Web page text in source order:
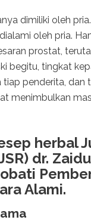
dimiliki oleh
oleh pria.
prostat,
begitu, tingkat
penderita, dan
menimbulkan
herbal
dr.
Alami.